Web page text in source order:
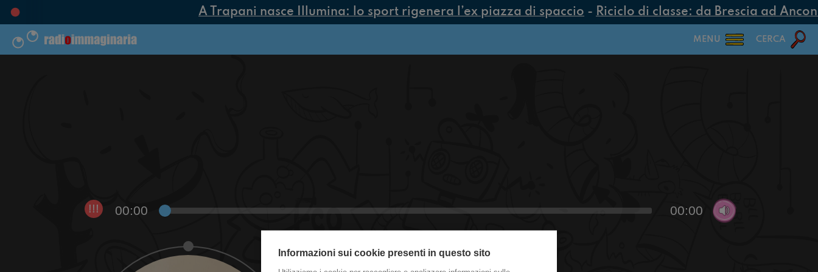
A Trapani nasce Illumina: lo sport rigenera l’ex piazza di spaccio- Riciclo di classe: da Brescia ad
MENU CERCA
!!! 00:00 00:00
Informazioni sui cookie presenti in questo sito